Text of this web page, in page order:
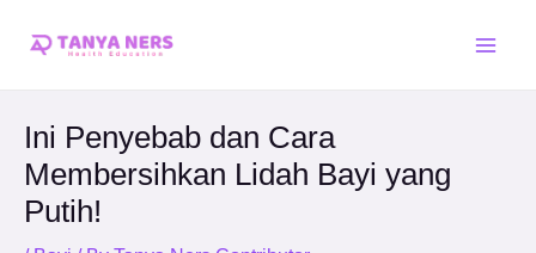
Ini Penyebab dan Cara
Membersihkan Lidah Bayi yang
Putih!
navigation